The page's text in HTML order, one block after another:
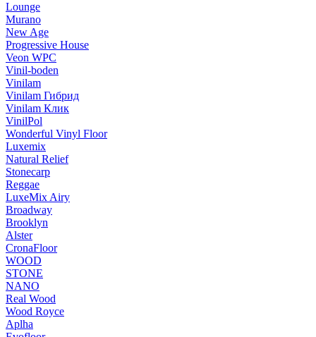
Lounge
Murano
New Age
Progressive House
Veon WPC
Vinil-boden
Vinilam
Vinilam Гибрид
Vinilam Клик
VinilPol
Wonderful Vinyl Floor
Luxemix
Natural Relief
Stonecarp
Reggae
LuxeMix Airy
Broadway
Brooklyn
Alster
CronaFloor
WOOD
STONE
NANO
Real Wood
Wood Royce
Aplha